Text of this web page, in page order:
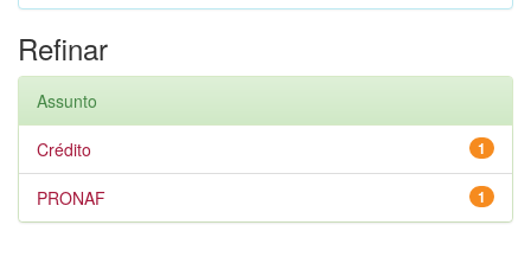
Refinar
Assunto
1
Crédito
1
PRONAF